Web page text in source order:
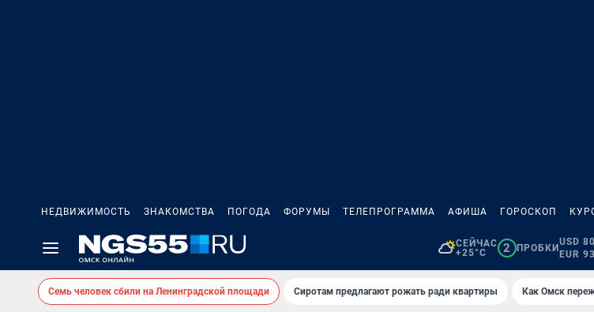
НЕДВИЖИМОСТЬ ЗНАКОМСТВА ПОГОДА ФОРУМЫ ТЕЛЕПРОГРАММА АФИША ГОРОСКОП
СЕЙЧАС
+25°C
2 ПРОБКИ
USD
EUR
Семь человек сбили на Ленинградской площади Сиротам предлагают рожать ради квартиры Как Омск